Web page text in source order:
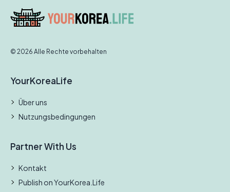
© 2026 Alle Rechte vorbehalten
YourKoreaLife
Über uns
Nutzungsbedingungen
Partner With Us
Kontakt
Publish on YourKorea.Life